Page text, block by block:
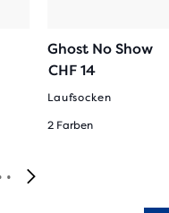
Ghost No Show
CHF 14
Laufsocken
2 Farben